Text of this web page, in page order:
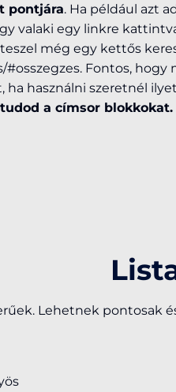
pontjára. Ha például azt
valaki egy linkre
még egy kettős
Fontos,
ha használni szeretnél
a címsor blokkokat.
Lehetnek pontosak